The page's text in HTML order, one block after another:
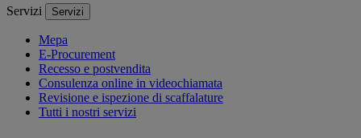
Servizi Servizi
Mepa
E-Procurement
Recesso e postvendita
Consulenza online in videochiamata
Revisione e ispezione di scaffalature
Tutti i nostri servizi